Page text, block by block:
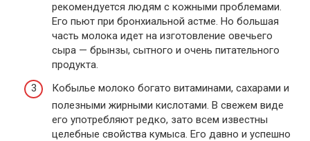
рекомендуется людям с кожными проблемами.
Его пьют при бронхиальной астме. Но большая
часть молока идет на изготовление овечьего
сыра — брынзы, сытного и очень питательного
продукта.
Кобылье молоко богато витаминами, сахарами и
полезными жирными кислотами. В свежем виде
его употребляют редко, зато всем известны
целебные свойства кумыса. Его давно и успешно